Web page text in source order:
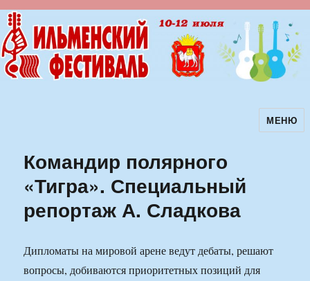
Ильменский фестиваль авторскойМЕНЮ
Командир полярного
«Тигра». Специальный
репортаж А. Сладкова
Дипломаты на мировой арене ведут дебаты, решают
вопросы, добиваются приоритетных позиций для